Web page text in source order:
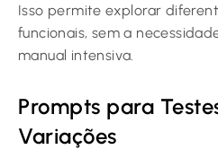
Isso permite explorar
funcionais, sem a
manual intensiva.
Prompts para
Variações